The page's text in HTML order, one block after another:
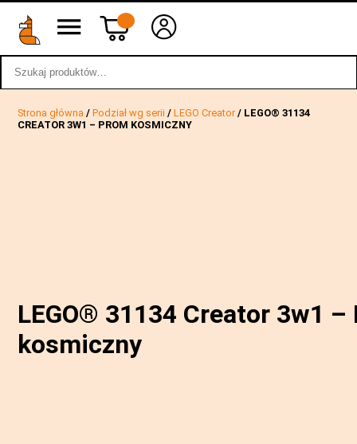
wstecz
Strona główna /Podział wg serii /LEGO Creator / LEGO® 31134
CREATOR 3W1 – PROM KOSMICZNY
LEGO® 31134 Creator 3w1 –
kosmiczny